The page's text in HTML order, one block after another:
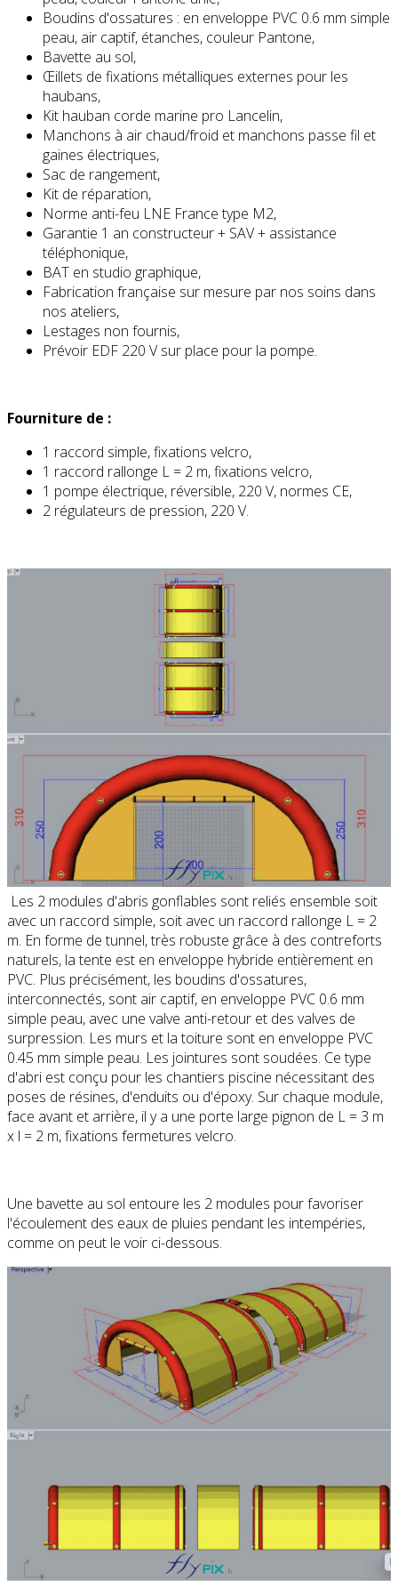
Boudins d'ossatures : en enveloppe PVC 0.6 mm simple
peau, air captif, étanches, couleur Pantone,
Bavette au sol,
Œillets de fixations métalliques externes pour les
haubans,
Kit hauban corde marine pro Lancelin,
Manchons à air chaud/froid et manchons passe fil et
gaines électriques,
Sac de rangement,
Kit de réparation,
Norme anti-feu LNE France type M2,
Garantie 1 an constructeur + SAV + assistance
téléphonique,
BAT en studio graphique,
Fabrication française sur mesure par nos soins dans
nos ateliers,
Lestages non fournis,
Prévoir EDF 220 V sur place pour la pompe.
Fourniture de :
1 raccord simple, fixations velcro,
1 raccord rallonge L = 2 m, fixations velcro,
1 pompe électrique, réversible, 220 V, normes CE,
2 régulateurs de pression, 220 V.
Les 2 modules d'abris gonflables sont reliés ensemble soit
avec un raccord simple, soit avec un raccord rallonge L = 2
m. En forme de tunnel, très robuste grâce à des contreforts
naturels, la tente est en enveloppe hybride entièrement en
PVC. Plus précisément, les boudins d'ossatures,
interconnectés, sont air captif, en enveloppe PVC 0.6 mm
simple peau, avec une valve anti-retour et des valves de
surpression. Les murs et la toiture sont en enveloppe PVC
0.45 mm simple peau. Les jointures sont soudées. Ce type
d'abri est conçu pour les chantiers piscine nécessitant des
poses de résines, d'enduits ou d'époxy. Sur chaque module,
face avant et arrière, il y a une porte large pignon de L = 3 m
x l = 2 m, fixations fermetures velcro.
Une bavette au sol entoure les 2 modules pour favoriser
l'écoulement des eaux de pluies pendant les intempéries,
comme on peut le voir ci-dessous.